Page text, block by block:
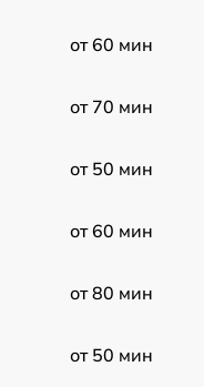
от 60 мин
от 70 мин
от 50 мин
от 60 мин
от 80 мин
от 50 мин